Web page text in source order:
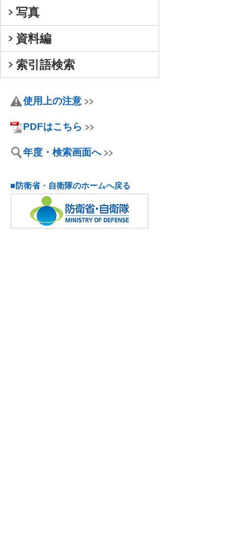
写真
資料編
索引語検索
使用上の注意
PDFはこちら
年度・検索画面へ
■防衛省・自衛隊のホームへ戻る